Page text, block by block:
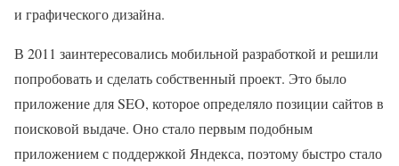
и графического дизайна.
В 2011 заинтересовались мобильной разработкой и решили
попробовать и сделать собственный проект. Это было
приложение для SEO, которое определяло позиции сайтов в
поисковой выдаче. Оно стало первым подобным
приложением с поддержкой Яндекса, поэтому быстро стало